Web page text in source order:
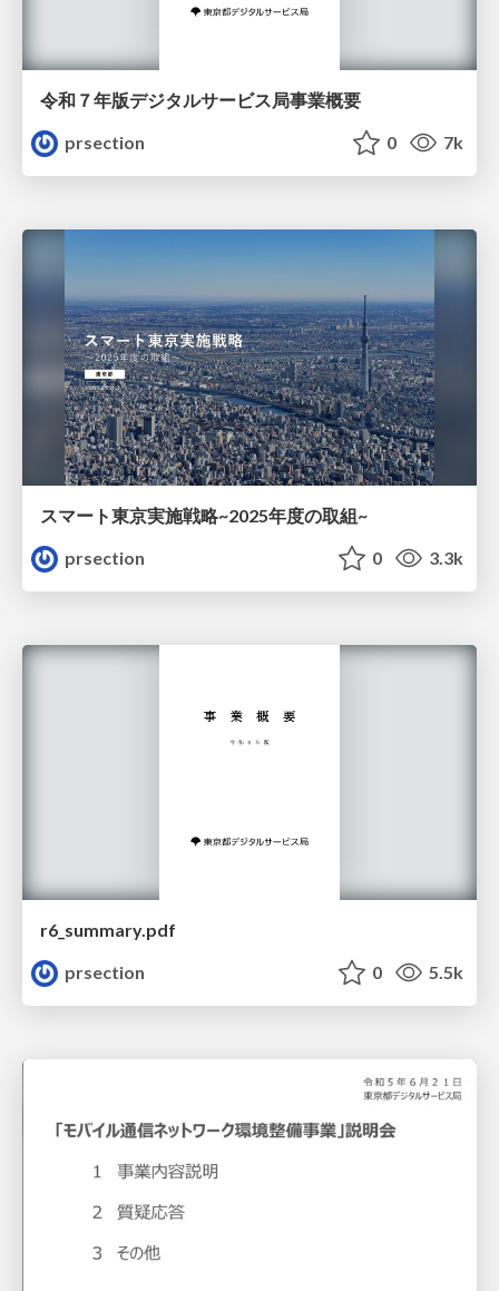
令和７年版デジタルサービス局事業概要
prsection
0 7k
スマート東京実施戦略~2025年度の取組~
prsection
0 3.3k
r6_summary.pdf
prsection
0 5.5k